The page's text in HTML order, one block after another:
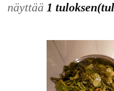
näyttää 1